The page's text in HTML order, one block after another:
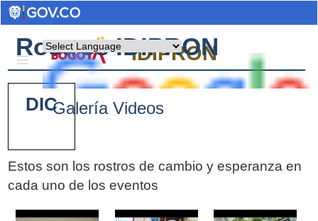
Powered by
IDIPRON
Rostros IDIPRON
Galería Videos
Estos son los rostros de cambio y esperanza en
cada uno de los eventos
DIC